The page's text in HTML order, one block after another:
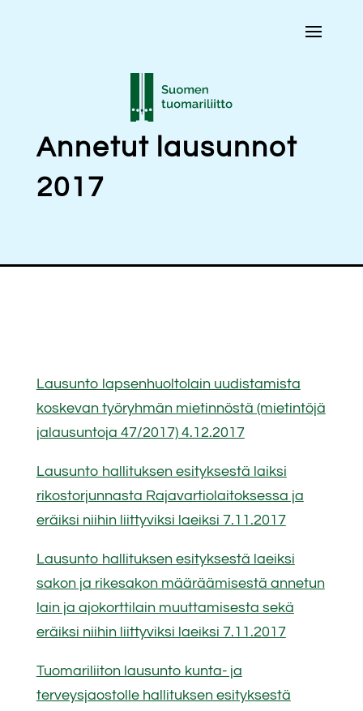
Annetut lausunnot
2017
Lausunto lapsenhuoltolain uudistamista
koskevan työryhmän mietinnöstä (mietintöjä
jalausuntoja 47/2017) 4.12.2017
Lausunto hallituksen esityksestä laiksi
rikostorjunnasta Rajavartiolaitoksessa ja
eräiksi niihin liittyviksi laeiksi 7.11.2017
Lausunto hallituksen esityksestä laeiksi
sakon ja rikesakon määräämisestä annetun
lain ja ajokorttilain muuttamisesta sekä
eräiksi niihin liittyviksi laeiksi 7.11.2017
Tuomariliiton lausunto kunta- ja
terveysjaostolle hallituksen esityksestä